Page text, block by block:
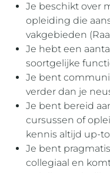
Je beschikt over
opleiding die
vakgebieden
Je hebt een
soortgelijke
Je bent
verder dan je
Je bent bereid
cursussen of
kennis altijd up-
Je bent
collegiaal en